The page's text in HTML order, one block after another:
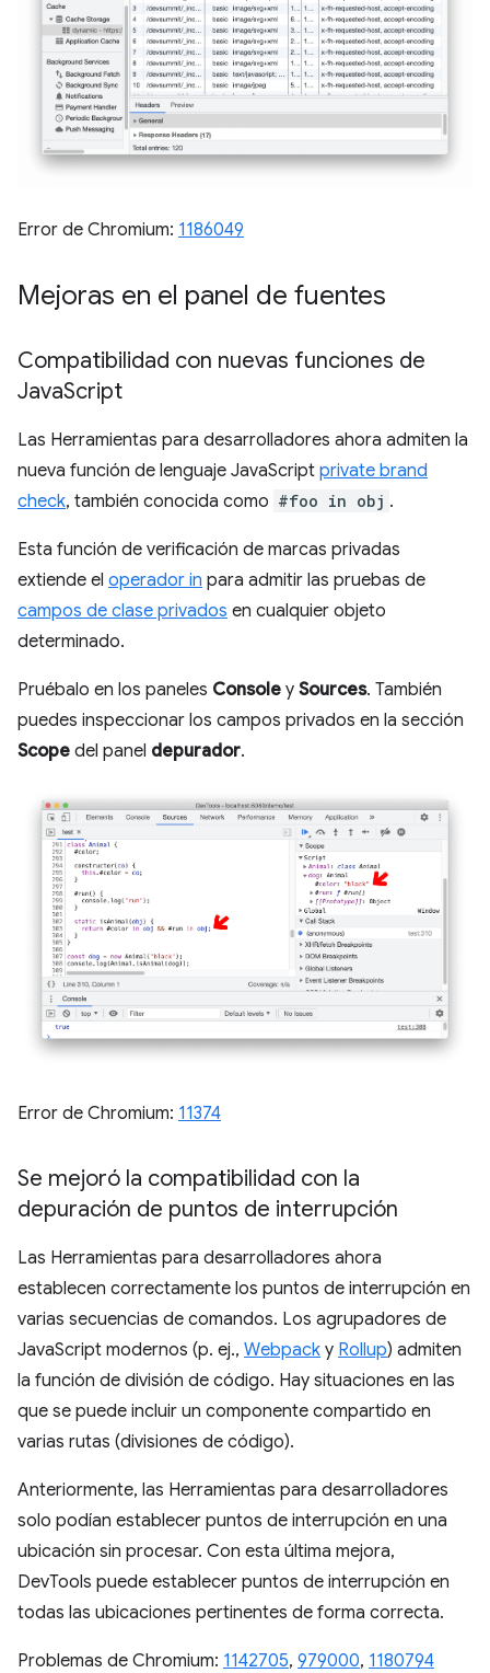
Error de Chromium: 1186049
Mejoras en el panel de fuentes
Compatibilidad con nuevas funciones de
JavaScript
Las Herramientas para desarrolladores ahora admiten la
nueva función de lenguaje JavaScript private brand
check, también conocida como #foo in obj .
Esta función de verificación de marcas privadas
extiende el operador in para admitir las pruebas de
campos de clase privados en cualquier objeto
determinado.
Pruébalo en los paneles Console y Sources. También
puedes inspeccionar los campos privados en la sección
Scope del panel depurador.
Error de Chromium: 11374
Se mejoró la compatibilidad con la
depuración de puntos de interrupción
Las Herramientas para desarrolladores ahora
establecen correctamente los puntos de interrupción en
varias secuencias de comandos. Los agrupadores de
JavaScript modernos (p. ej., Webpack y Rollup) admiten
la función de división de código. Hay situaciones en las
que se puede incluir un componente compartido en
varias rutas (divisiones de código).
Anteriormente, las Herramientas para desarrolladores
solo podían establecer puntos de interrupción en una
ubicación sin procesar. Con esta última mejora,
DevTools puede establecer puntos de interrupción en
todas las ubicaciones pertinentes de forma correcta.
Problemas de Chromium: 1142705, 979000, 1180794